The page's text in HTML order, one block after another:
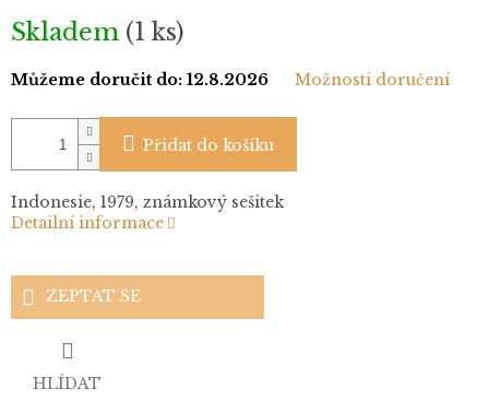
Měrná
cena:
Skladem (1 ks)
Můžeme doručit do: 12.8.2026 Možnosti doručení
Přidat do košíku
Indonesie, 1979, známkový sešitek
Detailní informace
ZEPTAT SE
HLÍDAT